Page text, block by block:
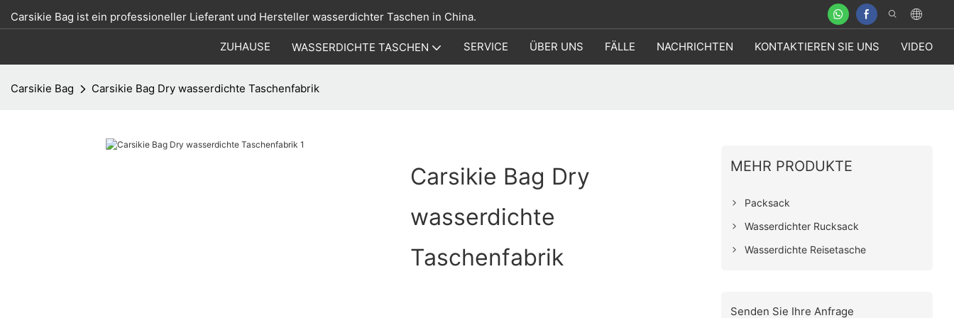
Carsikie Bag ist ein professioneller Lieferant und Hersteller wasserdichter Taschen in China.
ZUHAUSE WASSERDICHTE TASCHEN SERVICE ÜBER UNS FÄLLE NACHRICHTEN KONTAKTIEREN SIE UNS VIDEO
Carsikie Bag Carsikie Bag Dry wasserdichte Taschenfabrik
Carsikie Bag Dry
wasserdichte
Taschenfabrik
MEHR PRODUKTE
Packsack
Wasserdichter Rucksack
Wasserdichte Reisetasche
Senden Sie Ihre Anfrage